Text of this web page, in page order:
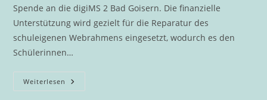
Spende an die digiMS 2 Bad Goisern. Die finanzielle
Unterstützung wird gezielt für die Reparatur des
schuleigenen Webrahmens eingesetzt, wodurch es den
Schülerinnen…
Weiterlesen Goiserns
Goldhauben